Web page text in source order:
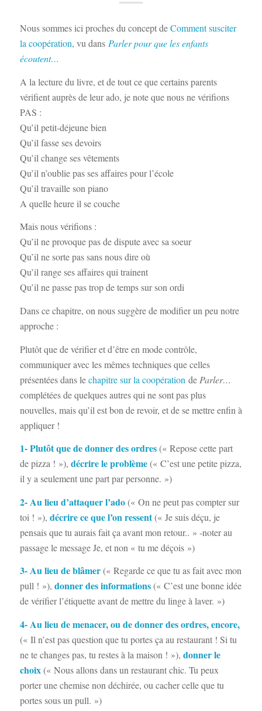
Nous sommes ici proches du concept deComment susciter
la coopération, vu dans Parler pour que les enfants
écoutent…
A la lecture du livre, et de tout ce que certains parents
vérifient auprès de leur ado, je note que nous ne vérifions
PAS :
Qu’il petit-déjeune bien
Qu’il fasse ses devoirs
Qu’il change ses vêtements
Qu’il n’oublie pas ses affaires pour l’école
Qu’il travaille son piano
A quelle heure il se couche
Mais nous vérifions :
Qu’il ne provoque pas de dispute avec sa soeur
Qu’il ne sorte pas sans nous dire où
Qu’il range ses affaires qui trainent
Qu’il ne passe pas trop de temps sur son ordi
Dans ce chapitre, on nous suggère de modifier un peu notre
approche :
Plutôt que de vérifier et d’être en mode contrôle,
communiquer avec les mêmes techniques que celles
présentées dans lechapitre sur la coopération de Parler…
complétées de quelques autres qui ne sont pas plus
nouvelles, mais qu’il est bon de revoir, et de se mettre enfin à
appliquer !
1- Plutôt que de donner des ordres(« Repose cette part
de pizza ! »), décrire le problème(« C’est une petite pizza,
il y a seulement une part par personne. »)
2- Au lieu d’attaquer l’ado(« On ne peut pas compter sur
toi ! »), décrire ce que l’on ressent(« Je suis déçu, je
pensais que tu aurais fait ça avant mon retour.. » -noter au
passage le message Je, et non « tu me déçois »)
3- Au lieu de blâmer(« Regarde ce que tu as fait avec mon
pull ! »), donner des informations(« C’est une bonne idée
de vérifier l’étiquette avant de mettre du linge à laver. »)
4- Au lieu de menacer, ou de donner des ordres, encore,
(« Il n’est pas question que tu portes ça au restaurant ! Si tu
ne te changes pas, tu restes à la maison ! »), donner le
choix(« Nous allons dans un restaurant chic. Tu peux
porter une chemise non déchirée, ou cacher celle que tu
portes sous un pull. »)